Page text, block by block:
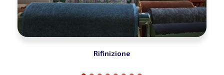
Rifinizione